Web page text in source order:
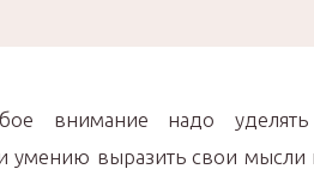
внимание надо
умению выразить свои мысли